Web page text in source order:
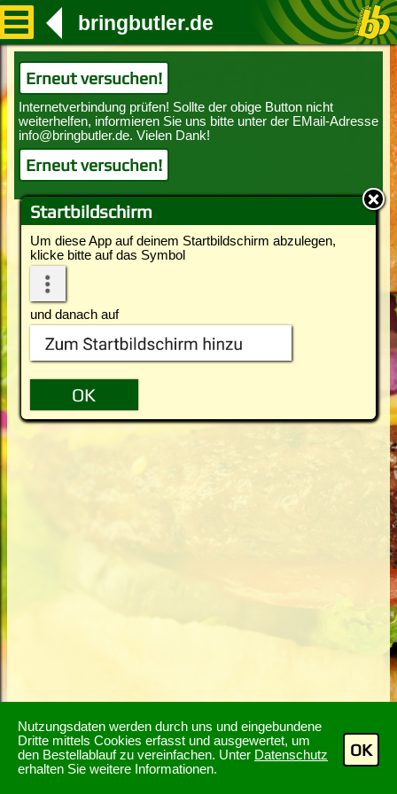
Nutzungsdaten werden durch uns und eingebundene
Dritte mittels Cookies erfasst und ausgewertet, um
den Bestellablauf zu vereinfachen. Unter Datenschutz
erhalten Sie weitere Informationen.
OK
Startbildschirm
Um diese App auf deinem Startbildschirm abzulegen,
klicke bitte auf das Symbol
und danach auf
bringbutler.de
Erneut versuchen!
Erneut versuchen!